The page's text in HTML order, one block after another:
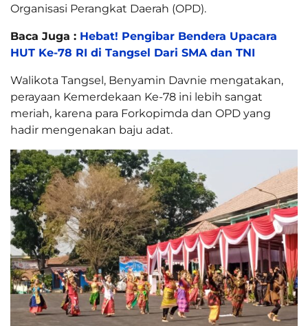
Organisasi Perangkat Daerah (OPD).
Baca Juga : Hebat! Pengibar Bendera Upacara
HUT Ke-78 RI di Tangsel Dari SMA dan TNI
Walikota Tangsel, Benyamin Davnie mengatakan,
perayaan Kemerdekaan Ke-78 ini lebih sangat
meriah, karena para Forkopimda dan OPD yang
hadir mengenakan baju adat.